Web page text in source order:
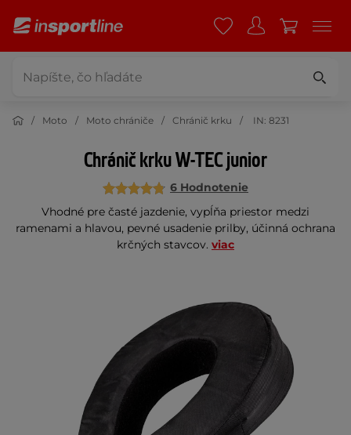
Moto Moto chrániče Chránič krku IN: 8231
Chránič krku W-TEC junior
6 Hodnotenie
Vhodné pre časté jazdenie, vypĺňa priestor medzi
ramenami a hlavou, pevné usadenie prilby, účinná ochrana
krčných stavcov. viac